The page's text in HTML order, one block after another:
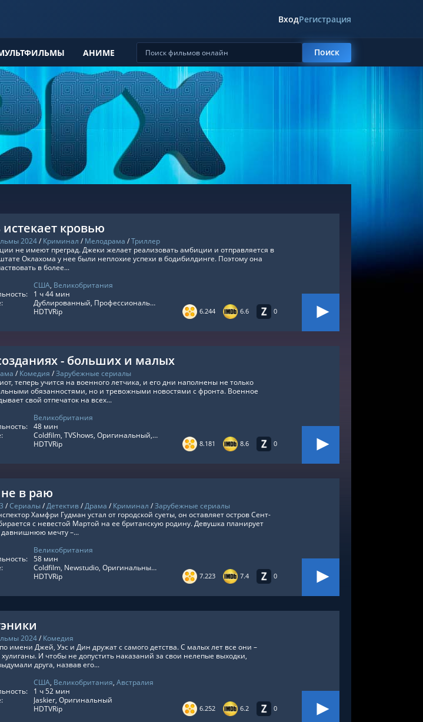
ВходРегистрация
АНИМЕ Поиск
кровью
2024/ Криминал / Мелодрама /Триллер
6.244 6.6 0
не имеют преград. Джеки желает реализовать амбиции и отправляется в
Оклахома у нее были неплохие успехи в бодибилдинге. Поэтому она
в более...
США, Великобритания
1 ч 44 мин
Дублированный, Профессиональный многоголосый, Оригинальный, ViruseProject
HDTVRip
- больших и малых
/ Комедия /Зарубежные сериалы
8.181 8.6 0
теперь учится на военного летчика, и его дни наполнены не только
обязанностями, но и тревожными новостями с фронта. Военное
свой отпечаток на всех...
Великобритания
48 мин
Coldfilm, TVShows, Оригинальный, Субтитры, SDI Media
HDTVRip
в раю
/Сериалы/Детектив/Драма / Криминал /Зарубежные сериалы
7.223 7.4 0
Хамфри Гудман устал от городской суеты, он оставляет остров Сент-
с невестой Мартой на ее британскую родину. Девушка планирует
давнишнюю мечту –...
Великобритания
58 мин
Coldfilm, Newstudio, Оригинальный, Субтитры, Jaskier
HDTVRip
2024/ Комедия
6.252 6.2 0
имени Джей, Уэс и Дин дружат с самого детства. С малых лет все они –
И чтобы не допустить наказаний за свои нелепые выходки,
друга, назвав его...
США, Великобритания, Австралия
1 ч 52 мин
Jaskier, Оригинальный
HDTVRip